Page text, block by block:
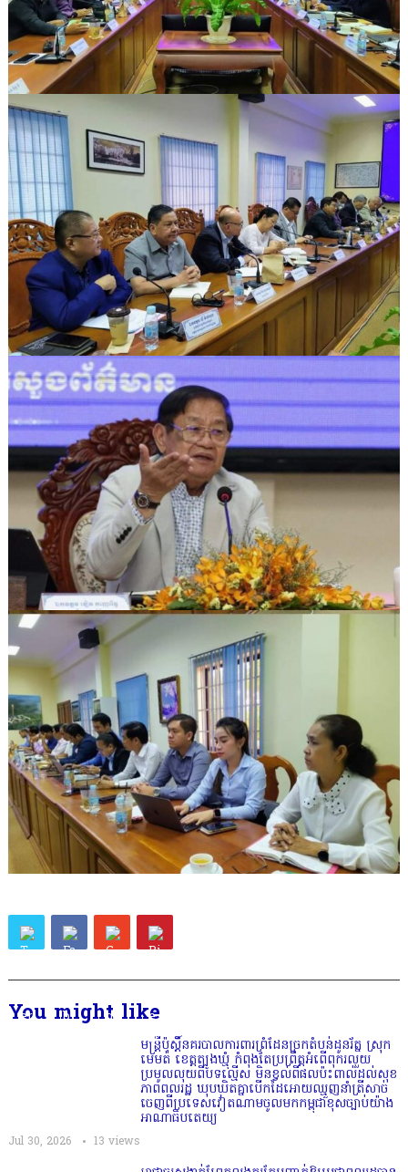
You might like
មន្ត្រីប៉ុស្តិ៍នគរបាលការពារព្រំដែនច្រកតំបន់ដូនរ័ត្ន ស្រុក
មេមត់ ខេត្តត្បូងឃ្មុំ កំពុងតែប្រព្រឹត្តអំពើពុករលួយ
ប្រមូលលុយពីបទល្មើស មិនខ្វល់ពីផលប៉ះពាល់ដល់សុខ
ភាពពលរដ្ឋ ឃុបឃិតគ្នាបើកដៃអោយឈ្មួញនាំត្រីសាច់
ចេញពីប្រទេសវៀតណាមចូលមកកម្ពុជាខុសច្បាប់យ៉ាង
អាណាធិបតេយ្យ
Jul 30, 2026 13 views